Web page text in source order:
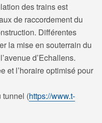
des trains est
de raccordement du
Différentes
la mise en souterrain du
d’Echallens.
et l’horaire optimisé pour
tunnel (https://www.t-